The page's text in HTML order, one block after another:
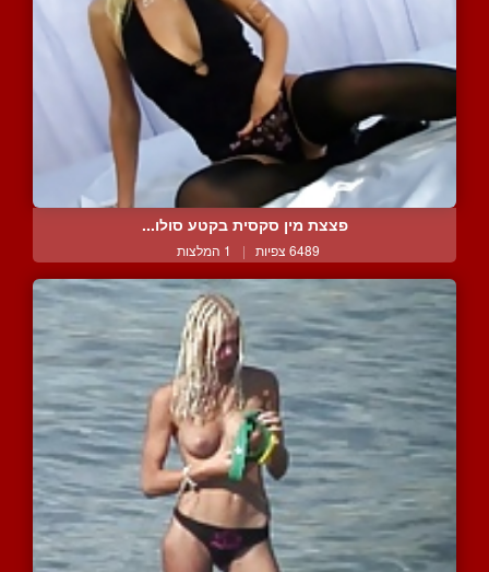
פצצת מין סקסית בקטע סולו...
6489 צפיות | 1 המלצות